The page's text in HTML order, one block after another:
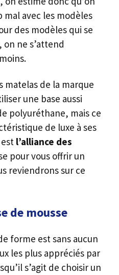
mal avec les modèles
des modèles qui se
ne s’attend
matelas de la marque
une base aussi
polyuréthane, mais ce
de luxe à ses
l’alliance des
pour vous offrir un
reviendrons sur ce
de mousse
forme est sans aucun
les plus appréciés par
s’agit de choisir un